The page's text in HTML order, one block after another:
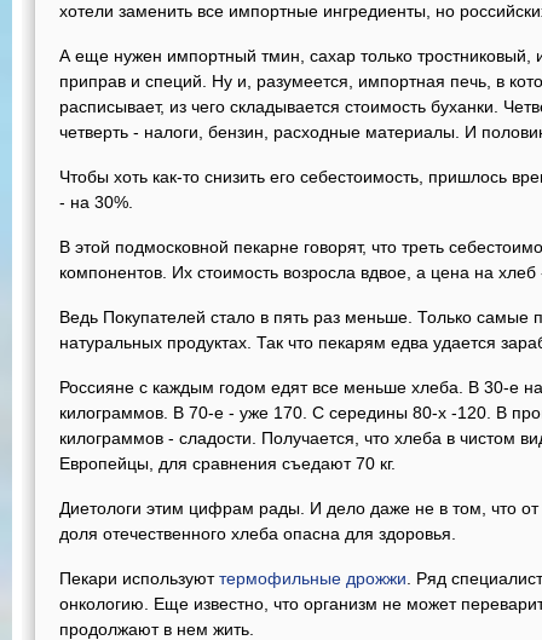
хотели заменить все импортные ингредиенты, но
А еще нужен импортный тмин, сахар только тростниковый,
приправ и специй. Ну и, разумеется, импортная печь, в
расписывает, из чего складывается стоимость буханки.
четверть - налоги, бензин, расходные материалы. И
Чтобы хоть как-то снизить его себестоимость, пришлось
- на 30%.
В этой подмосковной пекарне говорят, что треть
компонентов. Их стоимость возросла вдвое, а цена на хлеб
Ведь Покупателей стало в пять раз меньше. Только самые
натуральных продуктах. Так что пекарям едва удается
Россияне с каждым годом едят все меньше хлеба. В 30-е
килограммов. В 70-е - уже 170. С середины 80-х -120. В
килограммов - сладости. Получается, что хлеба в чистом
Европейцы, для сравнения съедают 70 кг.
Диетологи этим цифрам рады. И дело даже не в том, что
доля отечественного хлеба опасна для здоровья.
Пекари используюттермофильные дрожжи . Ряд
онкологию. Еще известно, что организм не может
продолжают в нем жить.